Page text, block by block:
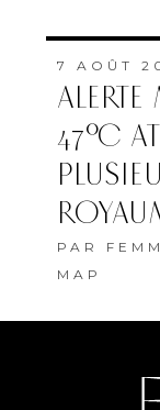
7 AOÛT
47°C
PAR
MAP